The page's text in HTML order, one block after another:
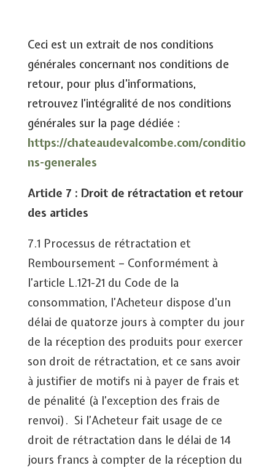
Ceci est un extrait de nos conditions
générales concernant nos conditions de
retour, pour plus d’informations,
retrouvez l’intégralité de nos conditions
générales sur la page dédiée :
https://chateaudevalcombe.com/conditio
ns-generales
Article 7 : Droit de rétractation et retour
des articles
7.1 Processus de rétractation et
Remboursement – Conformément à
l’article L.121-21 du Code de la
consommation, l’Acheteur dispose d’un
délai de quatorze jours à compter du jour
de la réception des produits pour exercer
son droit de rétractation, et ce sans avoir
à justifier de motifs ni à payer de frais et
de pénalité (à l’exception des frais de
renvoi). Si l’Acheteur fait usage de ce
droit de rétractation dans le délai de 14
jours francs à compter de la réception du